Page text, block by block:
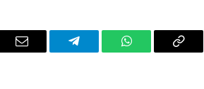
Email Telegram WhatsAppCopy